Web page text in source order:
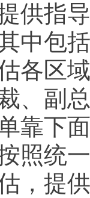
供指
中包
各区
、副
靠下
照统
，提